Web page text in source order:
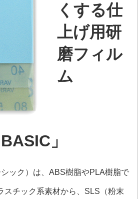
くする仕
上げ用研
磨フィル
ム
」
ック）は、ABS樹脂やPLA樹脂で
スチック系素材から、SLS（粉末